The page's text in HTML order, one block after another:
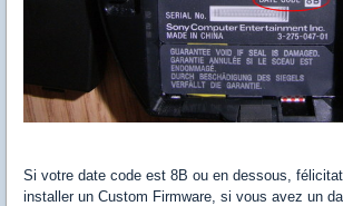
Si votre date code est 8B ou en dessous,
installer un Custom Firmware, si vous avez un